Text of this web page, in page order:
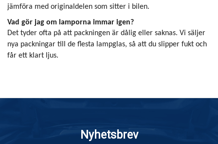
jämföra med originaldelen som sitter i bilen.
Vad gör jag om lamporna immar igen?
Det tyder ofta på att packningen är dålig eller saknas. Vi säljer
nya packningar till de flesta lampglas, så att du slipper fukt och
får ett klart ljus.
Nyhetsbrev